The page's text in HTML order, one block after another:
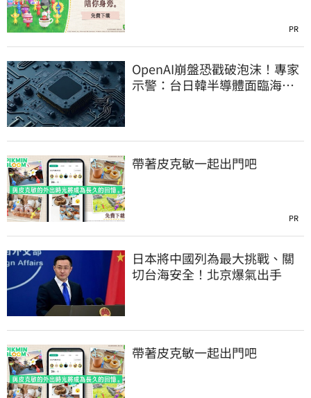
PR
OpenAI崩盤恐戳破泡沫！專家
示警：台日韓半導體面臨海嘯
帶著皮克敏一起出門吧
PR
日本將中國列為最大挑戰、關
切台海安全！北京爆氣出手
帶著皮克敏一起出門吧